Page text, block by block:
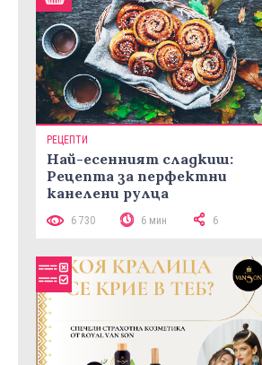
РЕЦЕПТИ
Най-есенният сладкиш:
Рецепта за перфектни
канелени рулца
6 730 6 мин 6